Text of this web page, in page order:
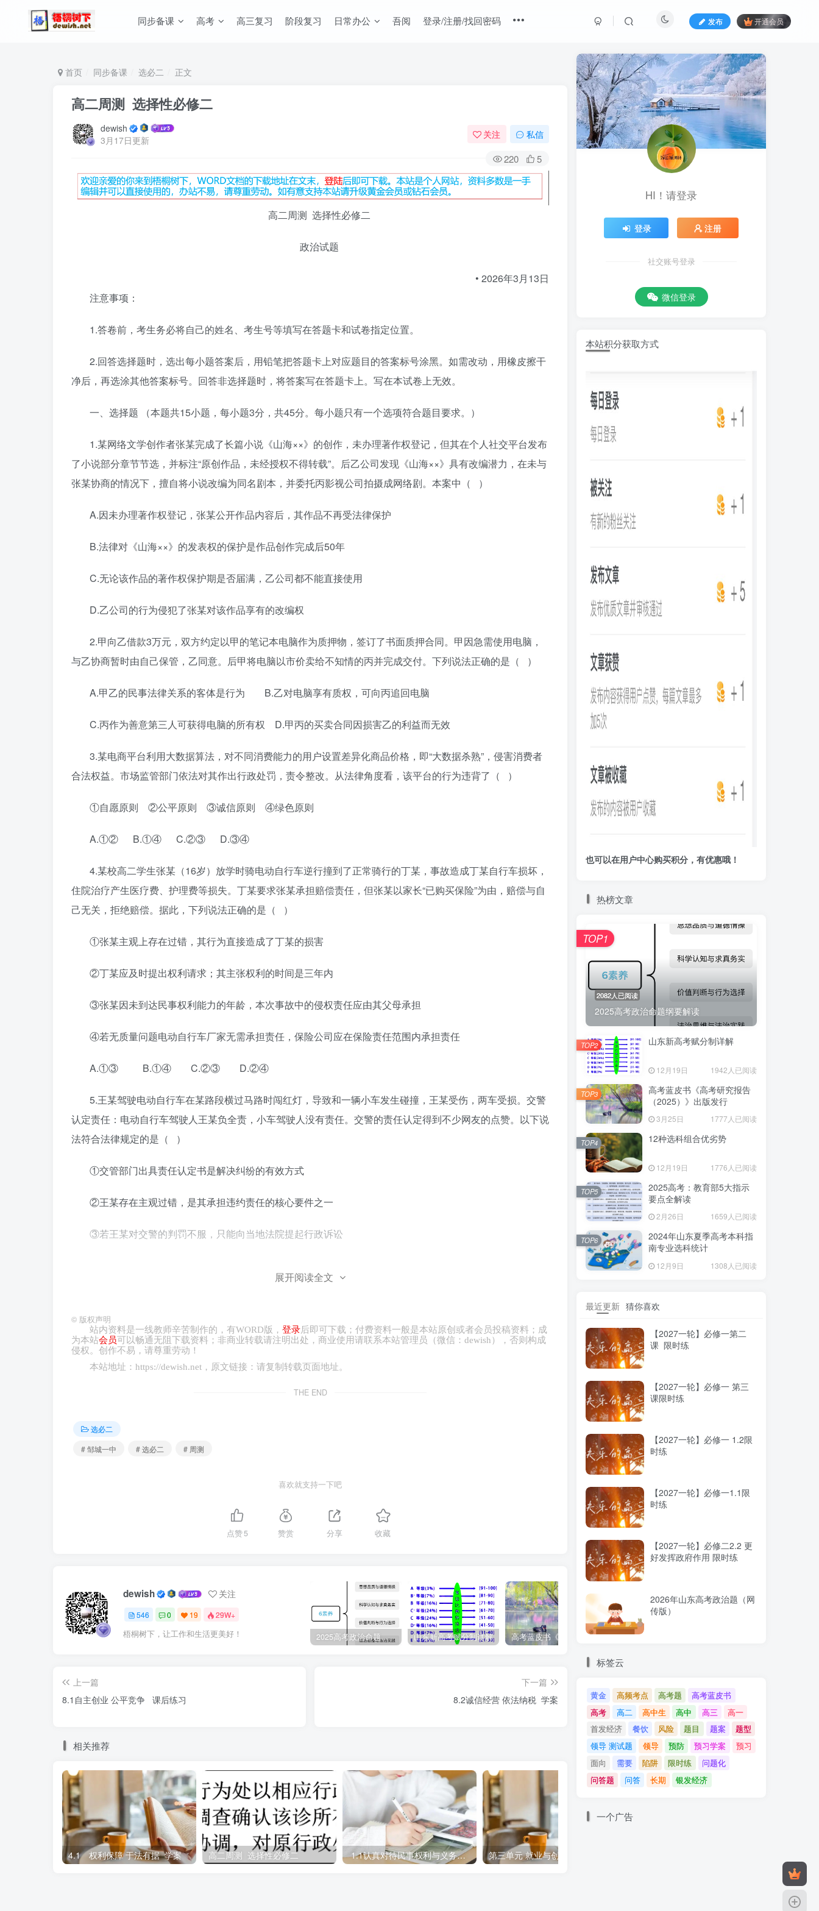
同步备课 高考 高三复习 阶段复习 日常办公 吾阅 登录/注册/找回密码 发布 开通会员
首页 同步备课 选必二 正文
高二周测 选择性必修二
dewish
3月17日更新
关注 私信
220 5
高二周测 选择性必修二
政治试题
• 2026年3月13日
注意事项：
1.答卷前，考生务必将自己的姓名、考生号等填写在答题卡和试卷指定位置。
2.回答选择题时，选出每小题答案后，用铅笔把答题卡上对应题目的答案标号涂黑。如需改动，用橡皮擦干
净后，再选涂其他答案标号。 回答非选择题时，将答案写在答题卡上。写在本试卷上无效。
一、选择题 （本题共15小题，每小题3分，共45分。每小题只有一个选项符合题目要求。 ）
1.某网络文学创作者张某完成了长篇小说《山海××》的创作，未办理著作权登记，但其在个人社交平台发布
了小说部分章节节选，并标注“原创作品，未经授权不得转载”。后乙公司发现《山海××》具有改编潜力，在未与
张某协商的情况下，擅自将小说改编为同名剧本，并委托丙影视公司拍摄成网络剧。本案中（
）
A.因未办理著作权登记，张某公开作品内容后，其作品不再受法律保护
B.法律对《山海××》的发表权的保护是作品创作完成后50年
C.无论该作品的著作权保护期是否届满，乙公司都不能直接使用
D.乙公司的行为侵犯了张某对该作品享有的改编权
2.甲向乙借款3万元，双方约定以甲的笔记本电脑作为质押物，签订了书面质押合同。甲因急需使用电脑，
与乙协商暂时由自己保管，乙同意。后甲将电脑以市价卖给不知情的丙并完成交付。下列说法正确的是（ ）
A.甲乙的民事法律关系的客体是行为 B.乙对电脑享有质权，可向丙追回电脑
C.丙作为善意第三人可获得电脑的所有权 D.甲丙的买卖合同因损害乙的利益而无效
3.某电商平台利用大数据算法，对不同消费能力的用户设置差异化商品价格，即“大数据杀熟” ，侵害消费者
合法权益。市场监管部门依法对其作出行政处罚，责令整改。从法律角度看，该平台的行为违背了（ ）
①自愿原则 ②公平原则 ③诚信原则 ④绿色原则
A.①② B.①④ C.②③ D.③④
4.某校高二学生张某（16岁）放学时骑电动自行车逆行撞到了正常骑行的丁某，事故造成丁某自行车损坏，
住院治疗产生医疗费、护理费等损失。丁某要求张某承担赔偿责任，但张某以家长“已购买保险”为由，赔偿与自
己无关，拒绝赔偿。据此，下列说法正确的是（
）
①张某主观上存在过错，其行为直接造成了丁某的损害
②丁某应及时提出权利请求；其主张权利的时间是三年内
③张某因未到达民事权利能力的年龄，本次事故中的侵权责任应由其父母承担
④若无质量问题电动自行车厂家无需承担责任，保险公司应在保险责任范围内承担责任
A.①③ B.①④ C.②③ D.②④
5.王某驾驶电动自行车在某路段横过马路时闯红灯，导致和一辆小车发生碰撞，王某受伤，两车受损。交警
认定责任：电动自行车驾驶人王某负全责，小车驾驶人没有责任。交警的责任认定得到不少网友的点赞。以下说
法符合法律规定的是（
）
①交管部门出具责任认定书是解决纠纷的有效方式
②王某存在主观过错，是其承担违约责任的核心要件之一
③若王某对交警的判罚不服，只能向当地法院提起行政诉讼
6.根据《民法典》第一百四十三条，民事法律行为有效的条件包括：（一）行为人具有相应的民事行为能
力；（二）意思表示真实；（三）不违反法律、行政法规的强制性规定，不违背公序良俗。请判断下列哪些情形
中的民事法律行为有效（ ）
①9岁的小甲接受其大伯赠与的50000元限量手办
②15岁进厂打工的小丙花5000元购买了一部手机
②④
说：“不好意思，小刘同学出价3900元，已经把电脑卖给他了。”关于本案的论述，正确的是（
）
①帖子的内容属于要约邀请 ②小刘属于善意取得第三人
播事业”的名义向赵
①部分支持要求平台返还打赏款诉求，小林行为与其年龄、智力状况不相适应
②驳回要求平台返还打赏款的诉求，打赏款项属小林个人财产，可自主支配
③支持要求赵某返还微信转账的诉求，小林的大额转账行为需由监护人追认
展开阅读全文
© 版权声明
站内资料是一线教师辛苦制作的，有WORD版， 登录后即可下载；付费资料一般是本站原创或者会员投稿资料；成
为本站会员可以畅通无阻下载资料；非商业转载请注明出处，商业使用请联系本站管理员（微信： dewish ），否则构成
侵权。创作不易，请尊重劳动！
本站地址： https://dewish.net ，原文链接：请复制转载页面地址。
THE END
选必二
# 邹城一中
# 选必二 # 周测
喜欢就支持一下吧
点赞5 赞赏 分享 收藏
dewish 关注
546 0 19 29W+
梧桐树下，让工作和生活更美好！ 2025高考政治命题纲要解读 山东新高考赋分制详解 高考蓝皮书《高考研究报告（2025）》出版发行 12种选科组合优劣势
上一篇
8.1自主创业 公平竞争 课后练习
下一篇
8.2诚信经营 依法纳税 学案
相关推荐
4.1 权利保障 于法有据 学案 高二周测 选择性必修二 1.1认真对待民事权利与义务学案 第三单元 就业与创业 练习题A
HI！请登录
登录 注册
社交账号登录
微信登录
本站积分获取方式
也可以在用户中心购买积分，有优惠哦！
热榜文章
2082人已阅读
2025高考政治命题纲要解读
TOP1
山东新高考赋分制详解
12月19日 1942人已阅读
TOP2
高考蓝皮书《高考研究报告
（2025）》出版发行
3月25日 1777人已阅读
TOP3
12种选科组合优劣势
12月19日 1776人已阅读
TOP4
2025高考：教育部5大指示
要点全解读
2月26日 1659人已阅读
TOP5
2024年山东夏季高考本科指
南专业选科统计
12月9日 1308人已阅读
TOP6
最近更新 猜你喜欢
【2027一轮】必修一第二
课 限时练
【2027一轮】必修一 第三
课限时练
【2027一轮】必修一 1.2限
时练
【2027一轮】必修一1.1限
时练
【2027一轮】必修二2.2 更
好发挥政府作用 限时练
2026年山东高考政治题（网
传版）
标签云
黄金 高频考点 高考题
高考蓝皮书
高考
高二 高中生 高中 高三
高一
首发经济
餐饮 风险 题目 题案
题型
领导 测试题
领导 预防 预习学案
预习
面向
需要 陷阱 限时练
问题化
问答题
问答 长期 银发经济
一个广告